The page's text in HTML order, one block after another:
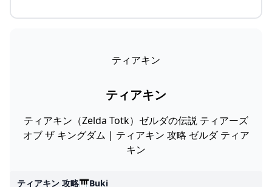
ティアキン
ティアキン
ティアキン（Zelda Totk）ゼルダの伝説 ティアーズ
オブ ザ キングダム | ティアキン 攻略 ゼルダ ティア
キン
ティアキン 攻略🎹buki